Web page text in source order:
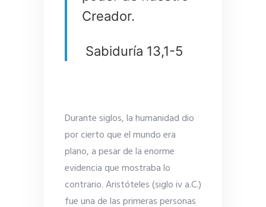
Creador.
Sabiduría 13,1-5
Durante siglos, la humanidad dio
por cierto que el mundo era
plano, a pesar de la enorme
evidencia que mostraba lo
contrario. Aristóteles (siglo iv a.C.)
fue una de las primeras personas